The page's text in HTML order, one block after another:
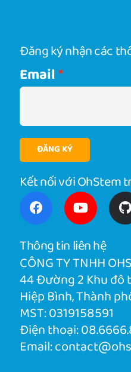
Đăng ký nhận các
Email
ĐĂNG KÝ
Kết nối với OhStem
Thông tin liên hệ
CÔNG TY TNHH
44 Đường 2 Khu đô
Hiệp Bình, Thành
MST: 0319158591
Điện thoại:
Email: